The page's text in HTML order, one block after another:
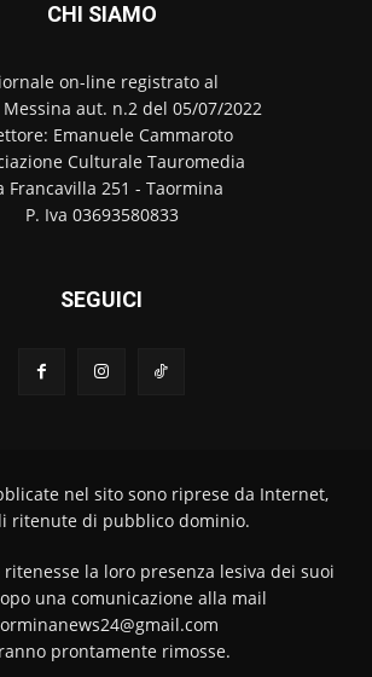
CHI SIAMO
on-line registrato al
aut. n.2 del 05/07/2022
Emanuele Cammaroto
Culturale Tauromedia
Francavilla 251 - Taormina
P. Iva 03693580833
SEGUICI
nel sito sono riprese da Internet,
ritenute di pubblico dominio.
la loro presenza lesiva dei suoi
una comunicazione alla mail
prontamente rimosse.